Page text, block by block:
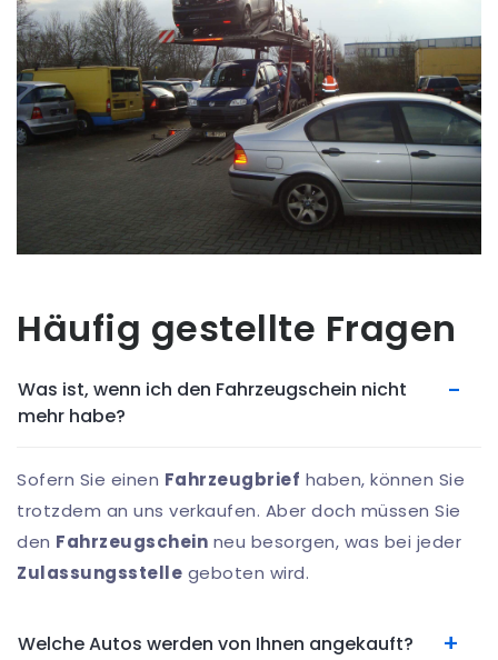
Häufig gestellte Fragen
Was ist, wenn ich den Fahrzeugschein nicht
mehr habe?
Sofern Sie einen Fahrzeugbrief haben, können Sie
trotzdem an uns verkaufen. Aber doch müssen Sie
den Fahrzeugschein neu besorgen, was bei jeder
Zulassungsstelle geboten wird.
Welche Autos werden von Ihnen angekauft?